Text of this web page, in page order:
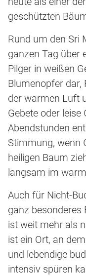
geschützten
Rund um den Sri
ganzen Tag über
Pilger in weißen
Blumenopfer dar,
der warmen Luft
Gebete oder leise
Abendstunden
Stimmung, wenn
heiligen Baum
langsam im
Auch für Nicht-
ganz besonderes
ist weit mehr als
ist ein Ort, an
und lebendige
intensiv spüren